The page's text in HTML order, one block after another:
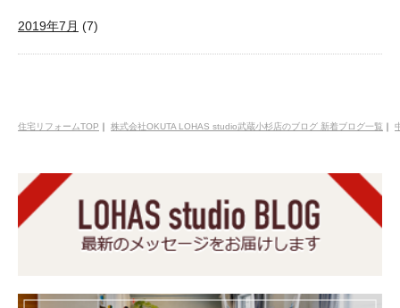
2019年7月 (7)
住宅リフォームTOP ｜ 株式会社OKUTA LOHAS studio武蔵小杉店のブログ 新着ブログ一覧 ｜